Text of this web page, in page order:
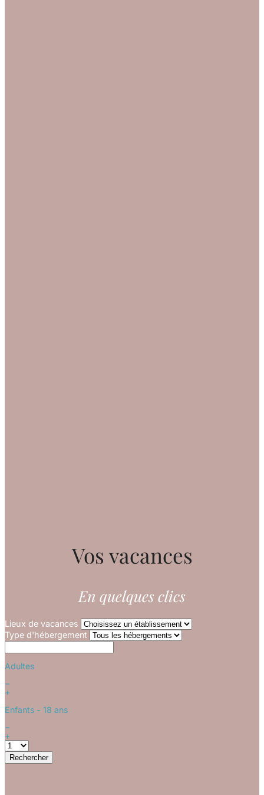
Vos vacances
En quelques clics
Lieux de vacances
Type d'hébergement
Adultes
−
+
Enfants - 18 ans
−
+
Rechercher